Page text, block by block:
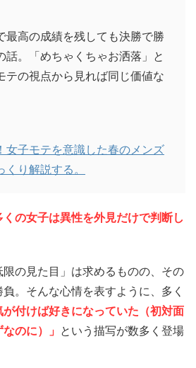
最高の成績を残しても決勝で勝
話。「めちゃくちゃお洒落」と
テの視点から見れば同じ価値な
女子モテを意識した春のメンズ
り解説する。
くの女子は異性を外見だけで判断し
限の見た目」は求めるものの、その
。そんな心情を表すように、多く
が付けば好きになっていた（初対面
のに）」 という描写が数多く登場